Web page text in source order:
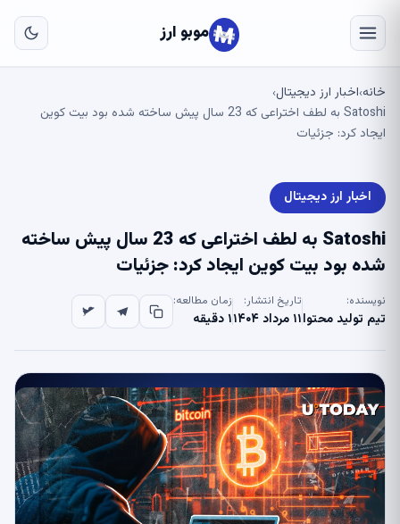
موبو ارز
خانه›اخبار ارز دیجیتال›
Satoshi به لطف اختراعی که 23 سال پیش ساخته شده بود بیت کوین
ایجاد کرد: جزئیات
اخبار ارز دیجیتال
Satoshi به لطف اختراعی که 23 سال پیش ساخته
شده بود بیت کوین ایجاد کرد: جزئیات
نویسنده:
تیم تولید محتوا
تاریخ انتشار:
۱۱ مرداد ۱۴۰۴
زمان مطالعه:
۱ دقیقه